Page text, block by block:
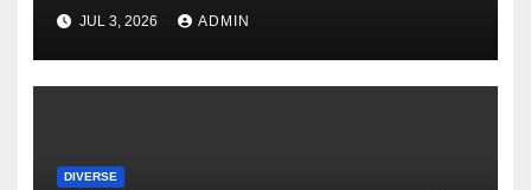
JUL 3, 2026 ADMIN
DIVERSE